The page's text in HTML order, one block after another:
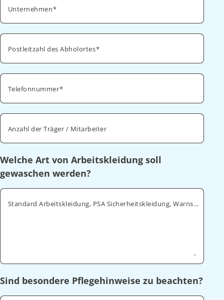
Unternehmen
Postleitzahl des Abholortes
Telefonnummer
Anzahl der Träger / Mitarbeiter
Welche Art von Arbeitskleidung soll
gewaschen werden?
Standard Arbeitskleidung, PSA Sicherheitskleidung, Warnschutz, ESD
Sind besondere Pflegehinweise zu beachten?